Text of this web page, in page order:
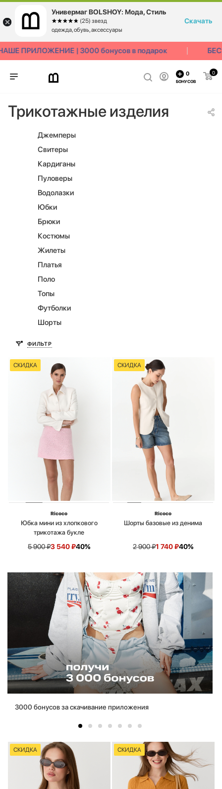
ПРИЛОЖЕНИЕ | 3000 бонусов в подарок
0
0
БОНУСОВ
Трикотажные изделия
Джемперы
Свитеры
Кардиганы
Пуловеры
Водолазки
Юбки
Брюки
Костюмы
Жилеты
Платья
Поло
Топы
Футболки
Шорты
ФИЛЬТР
СКИДКА
Ricoco
Юбка мини из хлопкового
трикотажа букле
5 900₽3 540₽40%
СКИДКА
Ricoco
Шорты базовые из денима
2 900₽1 740₽40%
3000 бонусов за скачивание приложения
СКИДКА СКИДКА
Универмаг BOLSHOY: Мода, Стиль
☆☆☆☆☆
★★★★★ (25) звезд
одежда, обувь, аксессуары
Скачать